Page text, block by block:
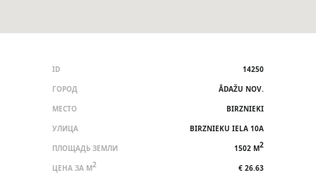
ID
14250
ГОРОД
ĀDAŽU NOV.
МЕСТО
BIRZNIEKI
УЛИЦА
BIRZNIEKU IELA 10A
ПЛОЩАДЬ ЗЕМЛИ
1502 M2
ЦЕНА ЗА M2
€ 26.63